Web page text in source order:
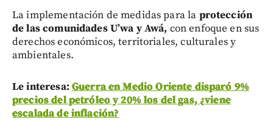
La implementación de medidas para la protección
de las comunidades U’wa y Awá, con enfoque en sus
derechos económicos, territoriales, culturales y
ambientales.
Le interesa: Guerra en Medio Oriente disparó 9%
precios del petróleo y 20% los del gas, ¿viene
escalada de inflación?